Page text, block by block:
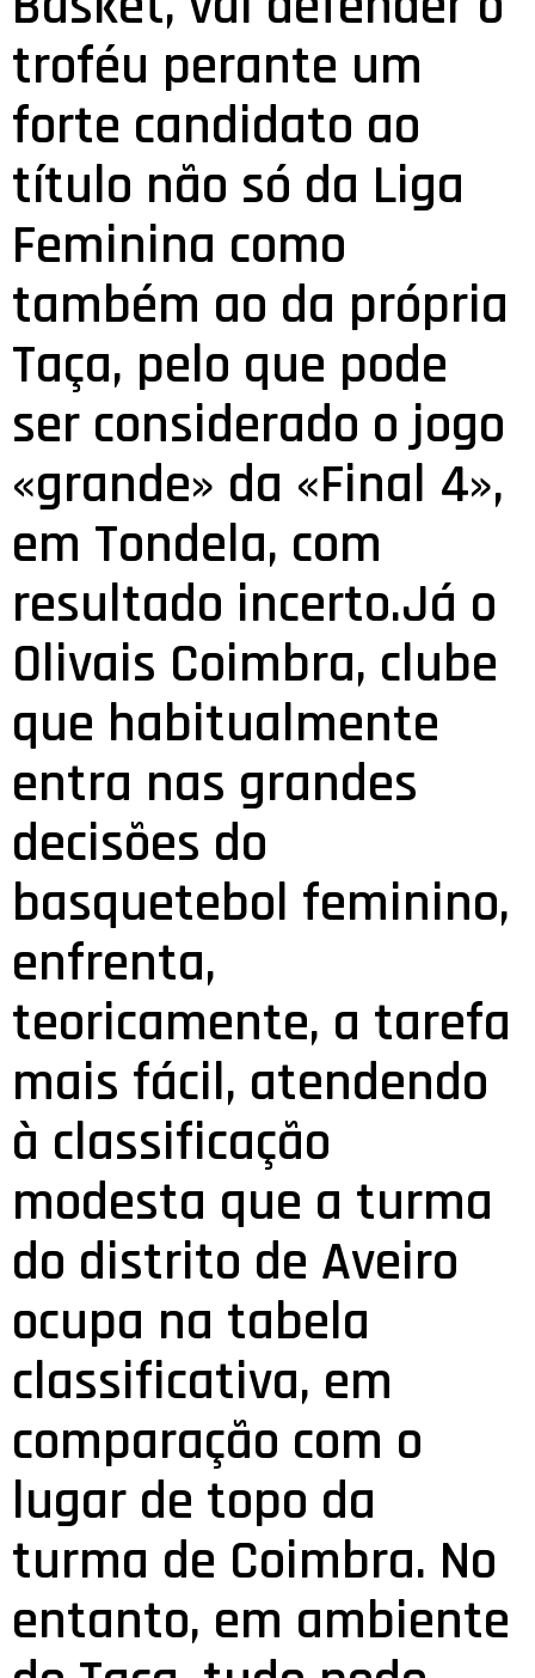
troféu perante um
forte candidato ao
título não só da Liga
Feminina como
também ao da própria
Taça, pelo que pode
ser considerado o jogo
«grande» da «Final 4»,
em Tondela, com
resultado incerto.Já o
Olivais Coimbra, clube
que habitualmente
entra nas grandes
decisões do
basquetebol feminino,
enfrenta,
teoricamente, a tarefa
mais fácil, atendendo
à classificação
modesta que a turma
do distrito de Aveiro
ocupa na tabela
classificativa, em
comparação com o
lugar de topo da
turma de Coimbra. No
entanto, em ambiente